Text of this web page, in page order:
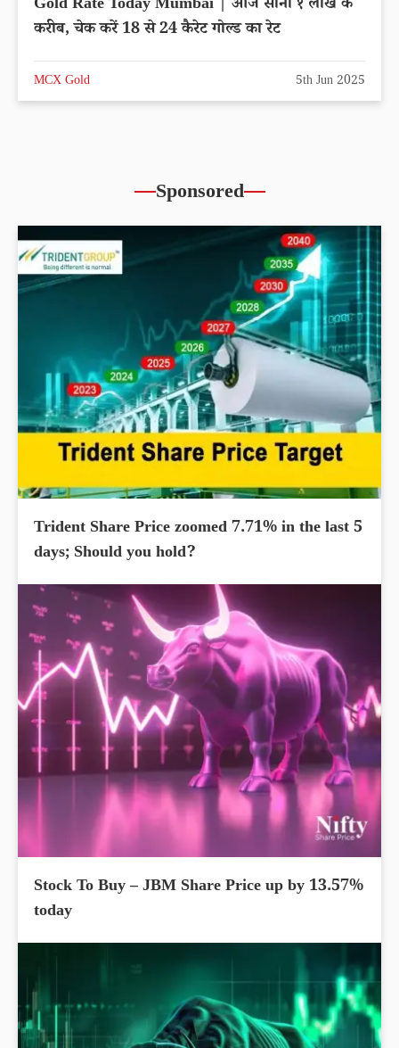
Gold Rate Today Mumbai | आज सोना १ लाख के
करीब, चेक करें 18 से 24 कैरेट गोल्ड का रेट
MCX Gold 5th Jun 2025
Sponsored
Trident Share Price zoomed 7.71% in the last 5
days; Should you hold?
Stock To Buy – JBM Share Price up by 13.57%
today